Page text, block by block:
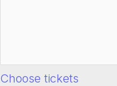
Choose tickets